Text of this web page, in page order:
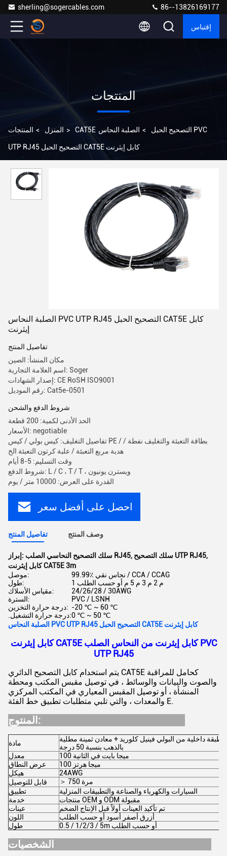
sherling@sogercables.com 86--13826169177
إقتباس
المنتجات
المنزل > المنتجات > CAT5E التصحيح الحبل > الصلبة النحاس PVC
UTP RJ45 التصحيح الحبل CAT5E كابل إيثرنت
الصلبة النحاس PVC UTP RJ45 التصحيح الحبل CAT5E كابل
إيثرنت
تفاصيل المنتج
مكان المنشأ: الصين
اسم العلامة التجارية: Soger
إصدار الشهادات: CE RoSH ISO9001
رقم الموديل: Cat5e-0501
شروط الدفع والشحن
الحد الأدنى لكمية: 200 قطعة
الأسعار: negotiable
تفاصيل التغليف: كيس بولي / كيس PE / بطاقة التعبئة والتغليف نفطة /
هدية مربع التعبئة / علبة كرتون التعبئة الخ
وقت التسليم: 5-8 أيام
شروط الدفع: L / C ، T / T ، ويسترن يونيون
القدرة على العرض: 10000 متر / يوم
احصل على أفضل سعر
تفاصيل المنتج وصف المنتج
إبراز: سلك التصحيح النحاسي الصلب RJ45, سلك التصحيح UTP RJ45,
كابل إيثرنت CAT5E 3m
موصل:
99.99٪ نحاس نقي / CCA / CCAG
طول:
1 م 2 م 3 م 5 م أو حسب الطلب
مقياس الأسلاك:
24/26/28 / 30AWG
السترة:
PVC / LSNH
درجة حرارة التخزين: -20 ℃ ~ 60 ℃
.درجة حرارة التشغيل:0 ℃ ~ 50 ℃
الصلبة النحاس PVC UTP RJ45 التصحيح الحبل CAT5E كابل إيثرنت
كابل إيثرنت CAT5E كابل إيثرنت من النحاس الصلب PVC
UTP RJ45
يتم استخدام كابل التصحيح الدائري CAT5E كحامل للمراقبة
والصوت والبيانات والوسائط ، في توصيل مقبس المكتب ومحطة
المنشأة ، أو توصيل المقبس المعياري في المكتب المركزي
والمعدات ، والتي تلبي متطلبات تطبيق خط الفئة E.
المنتوج:
مادة
داخلية من البولي فينيل كلوريد + معادن ثمينة مطلية
بالذهب بنسبة 50 درجة
معدل
100 ميجا بايت في الثانية
عرض النطاق
100 ميجا هرتز
هيكل
24AWG
قابل للتوصيل
＞ 750 مرة
تطبيق
السيارات والكهرباء والصناعة والتطبيقات المنزلية
خدمة
منتجات OEM و ODM مقبولة
عينات
تم تأكيد العينات أولاً قبل الإنتاج الضخم
اللون
أزرق أصفر أسود أو حسب الطلب
طول
0.5 / 1/2/3 / 5m أو حسب الطلب